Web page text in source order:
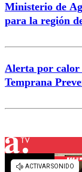
Ministerio de
para la región
Alerta por calor
Temprana